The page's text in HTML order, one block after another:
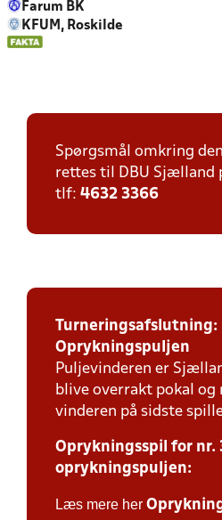
Farum BK
KFUM, Roskilde
Spørgsmål omkring
rettes til DBU Sjælland
tlf: 4632 3366
Turneringsafslutning:
Oprykningspuljen
Puljevinderen er
blive overrakt pokal og
vinderen på sidste
Oprykningsspil for nr.
oprykningspuljen:
Læs mere her